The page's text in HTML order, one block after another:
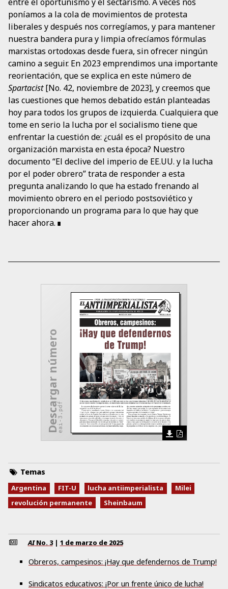
poníamos a la cola de movimientos de protesta
liberales y después nos corregíamos, y para mantener
nuestra bandera pura y limpia ofrecíamos fórmulas
marxistas ortodoxas desde fuera, sin ofrecer ningún
camino a seguir. En 2023 emprendimos una importante
reorientación, que se explica en este número de
Spartacist[No. 42, noviembre de 2023], y creemos que
las cuestiones que hemos debatido están planteadas
hoy para todos los grupos de izquierda. Cualquiera que
tome en serio la lucha por el socialismo tiene que
enfrentar la cuestión de: ¿cuál es el propósito de una
organización marxista en esta época? Nuestro
documento “El declive del imperio de EE.UU. y la lucha
por el poder obrero” trata de responder a esta
pregunta analizando lo que ha estado frenando al
movimiento obrero en el periodo postsoviético y
proporcionando un programa para lo que hay que
hacer ahora.
Descargar númeroeai-3.pdf
Temas
Argentina FIT-U lucha antiimperialista
Milei
revolución permanente
Sheinbaum
AINo. 3 | 1 de marzo de 2025
Obreros, campesinos: ¡Hay que defendernos de Trump!
Sindicatos educativos: ¡Por un frente único de lucha!